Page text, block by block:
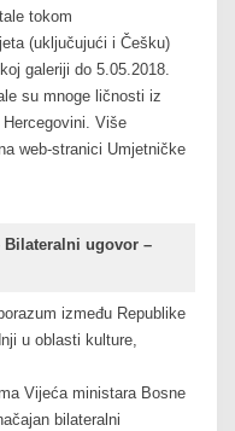
tokom
(uključujući i Češku)
galeriji do 5.05.2018.
su mnoge ličnosti iz
Više
web-stranici Umjetničke
Bilateralni ugovor –
između Republike
u oblasti kulture,
Vijeća ministara Bosne
bilateralni